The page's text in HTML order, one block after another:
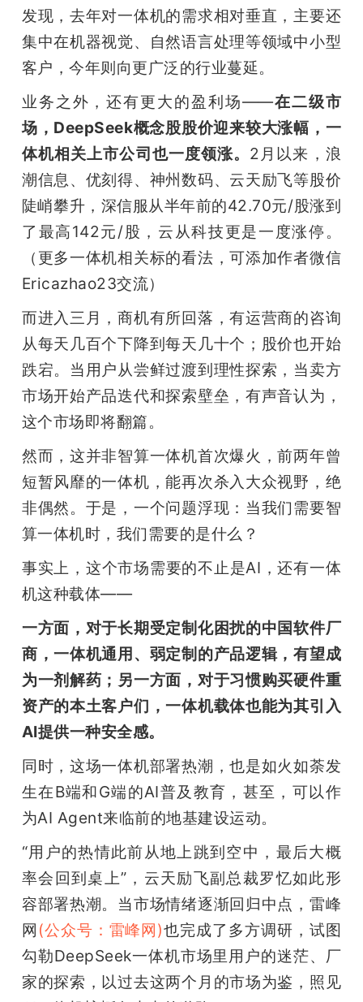
中
GAIR
专
题
爱
机
发现，去年对一体机的需求相对垂直，主要还
集中在机器视觉、自然语言处理等领域中小型
客户，今年则向更广泛的行业蔓延。
业务之外，还有更大的盈利场——在二级市
场，DeepSeek概念股股价迎来较大涨幅，一
体机相关上市公司也一度领涨。 2月以来，浪
潮信息、优刻得、神州数码、云天励飞等股价
陡峭攀升，深信服从半年前的42.70元/股涨到
了最高142元/股，云从科技更是一度涨停。
（更多一体机相关标的看法，可添加作者微信
Ericazhao23交流）
而进入三月，商机有所回落，有运营商的咨询
从每天几百个下降到每天几十个；股价也开始
跌宕。当用户从尝鲜过渡到理性探索，当卖方
市场开始产品迭代和探索壁垒，有声音认为，
这个市场即将翻篇。
然而，这并非智算一体机首次爆火，前两年曾
短暂风靡的一体机，能再次杀入大众视野，绝
非偶然。于是，一个问题浮现：当我们需要智
算一体机时，我们需要的是什么？
事实上，这个市场需要的不止是AI，还有一体
机这种载体——
一方面，对于长期受定制化困扰的中国软件厂
商，一体机通用、弱定制的产品逻辑，有望成
为一剂解药；另一方面，对于习惯购买硬件重
资产的本土客户们，一体机载体也能为其引入
AI提供一种安全感。
同时，这场一体机部署热潮，也是如火如荼发
生在B端和G端的AI普及教育，甚至，可以作
为AI Agent来临前的地基建设运动。
“用户的热情此前从地上跳到空中，最后大概
率会回到桌上”，云天励飞副总裁罗忆如此形
容部署热潮。当市场情绪逐渐回归中点，雷峰
网 (公众号：雷峰网)也完成了多方调研，试图
勾勒DeepSeek一体机市场里用户的迷茫、厂
家的探索，以过去这两个月的市场为鉴，照见